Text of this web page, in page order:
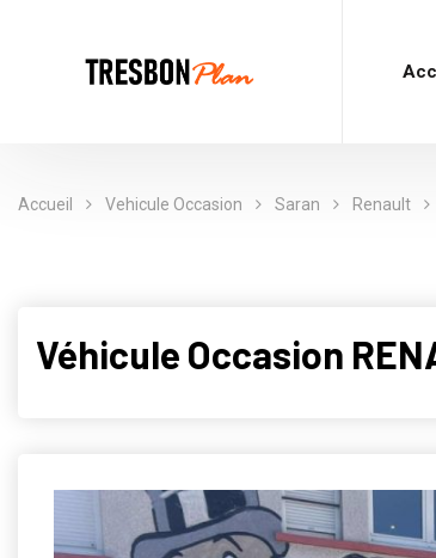
Accueil Vehicule Occasion Saran Renault
Véhicule Occasion